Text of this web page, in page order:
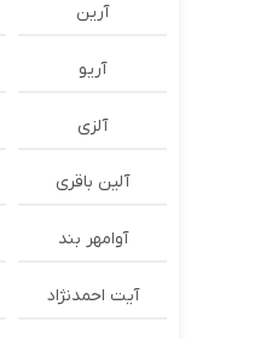
آرین
آریو
آلزی
آلین باقری
آوامهر بند
آیت احمدنژاد